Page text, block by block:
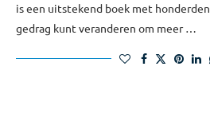
is een uitstekend boek met
gedrag kunt veranderen om meer …